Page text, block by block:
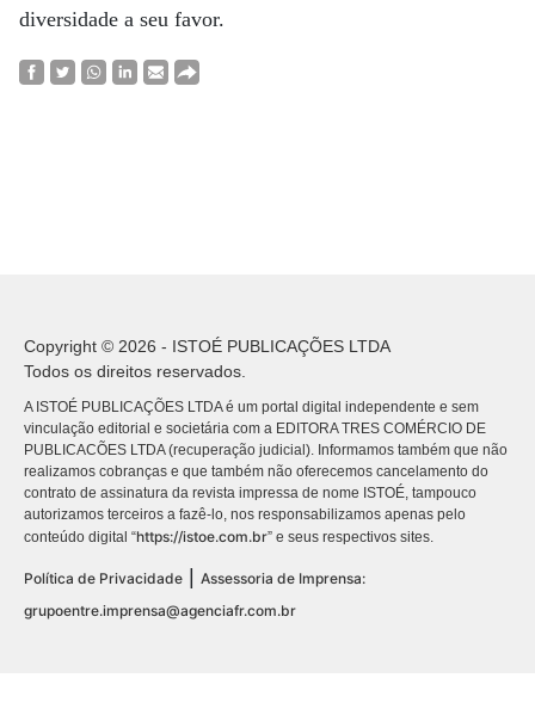
diversidade a seu favor.
Copyright © 2026 - ISTOÉ PUBLICAÇÕES LTDA
Todos os direitos reservados.
A ISTOÉ PUBLICAÇÕES LTDA é um portal digital independente e sem
vinculação editorial e societária com a EDITORA TRES COMÉRCIO DE
PUBLICACÕES LTDA (recuperação judicial). Informamos também que não
realizamos cobranças e que também não oferecemos cancelamento do
contrato de assinatura da revista impressa de nome ISTOÉ, tampouco
autorizamos terceiros a fazê-lo, nos responsabilizamos apenas pelo
conteúdo digital “https://istoe.com.br” e seus respectivos sites.
Política de Privacidade
Assessoria de Imprensa:
grupoentre.imprensa@agenciafr.com.br